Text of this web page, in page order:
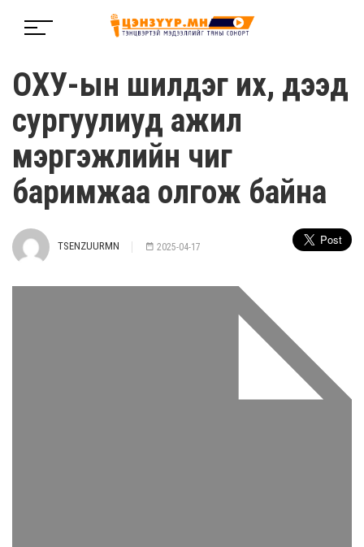
ОХУ-ын шилдэг их, дээд
сургуулиуд ажил
мэргэжлийн чиг
баримжаа олгож байна
TSENZUURMN 2025-04-17